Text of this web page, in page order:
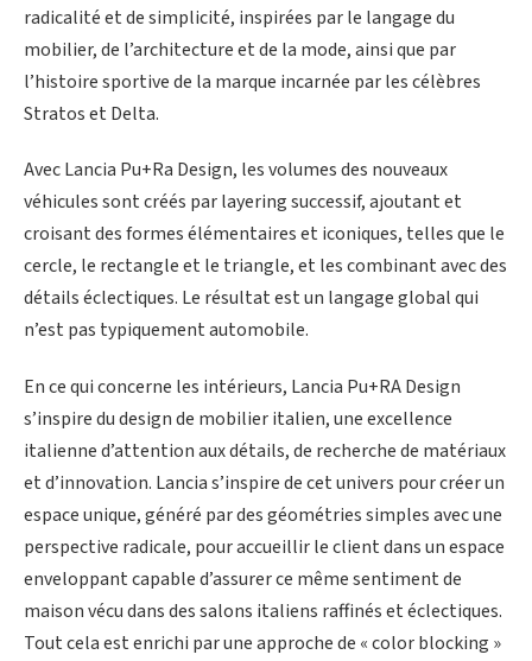
radicalité et de simplicité, inspirées par le langage du
mobilier, de l’architecture et de la mode, ainsi que par
l’histoire sportive de la marque incarnée par les célèbres
Stratos et Delta.
Avec Lancia Pu+Ra Design, les volumes des nouveaux
véhicules sont créés par layering successif, ajoutant et
croisant des formes élémentaires et iconiques, telles que le
cercle, le rectangle et le triangle, et les combinant avec des
détails éclectiques. Le résultat est un langage global qui
n’est pas typiquement automobile.
En ce qui concerne les intérieurs, Lancia Pu+RA Design
s’inspire du design de mobilier italien, une excellence
italienne d’attention aux détails, de recherche de matériaux
et d’innovation. Lancia s’inspire de cet univers pour créer un
espace unique, généré par des géométries simples avec une
perspective radicale, pour accueillir le client dans un espace
enveloppant capable d’assurer ce même sentiment de
maison vécu dans des salons italiens raffinés et éclectiques.
Tout cela est enrichi par une approche de « color blocking »